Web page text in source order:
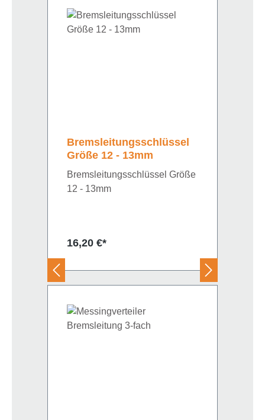
Bremsleitungsschlüssel
Größe 12 - 13mm
Bremsleitungsschlüssel Größe
12 - 13mm
Regulärer Preis:
16,20 €*